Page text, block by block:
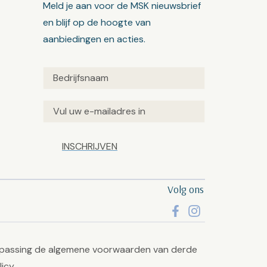
Meld je aan voor de MSK nieuwsbrief
en blijf op de hoogte van
aanbiedingen en acties.
Untitled(Vereist)
Email(Vereist)
Captcha
Volg ons
de algemene voorwaarden van derde